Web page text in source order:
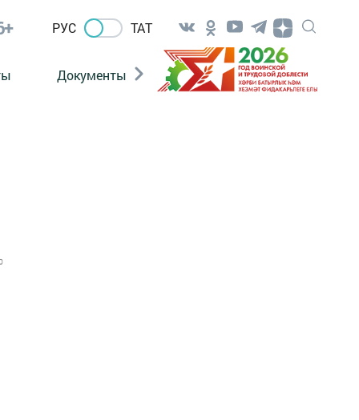
РУС ТАТ
Документы Патриотизм